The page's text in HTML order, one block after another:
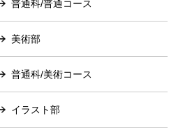
普通科/普通コース
美術部
普通科/美術コース
イラスト部